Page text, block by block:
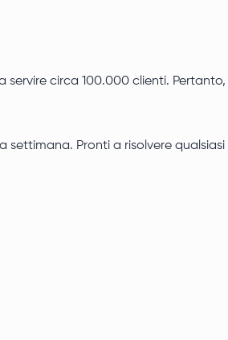
circa 100.000 clienti.
settimana. Pronti a risolvere